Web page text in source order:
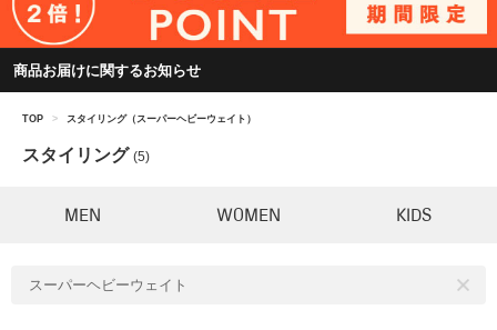
商品お届けに関するお知らせ
TOP > スタイリング（スーパーヘビーウェイト）
スタイリング (5)
MEN WOMEN KIDS
スーパーヘビーウェイト